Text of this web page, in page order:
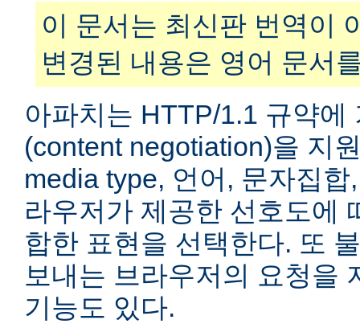
이 문서는 최신판 번역이
변경된 내용은 영어 문서
아파치는 HTTP/1.1 규약에
(content negotiation)을 지
media type, 언어, 문자집
라우저가 제공한 선호도에
합한 표현을 선택한다. 또
보내는 브라우저의 요청을
기능도 있다.